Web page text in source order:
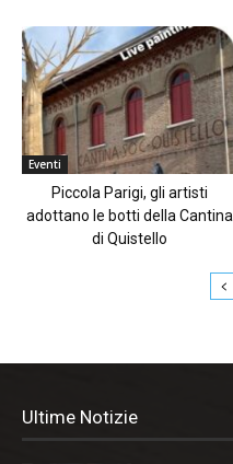
Eventi
Piccola Parigi, gli artisti
adottano le botti della Cantina
di Quistello
Ultime Notizie